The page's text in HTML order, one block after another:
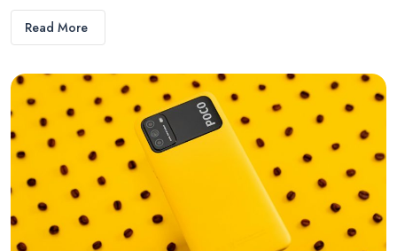
Read More